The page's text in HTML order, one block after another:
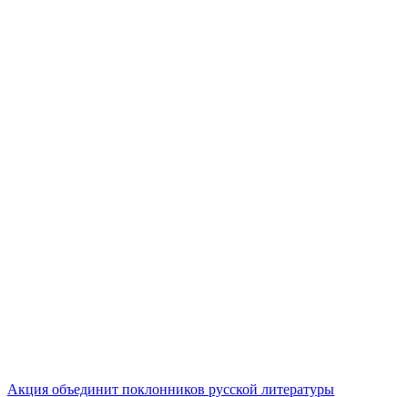
Акция объединит поклонников русской литературы